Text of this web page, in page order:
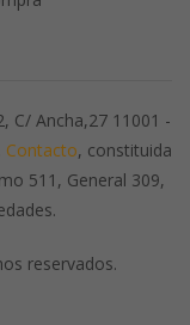
C/ Ancha,27 11001 -
Contacto, constituida
511, General 309,
reservados.